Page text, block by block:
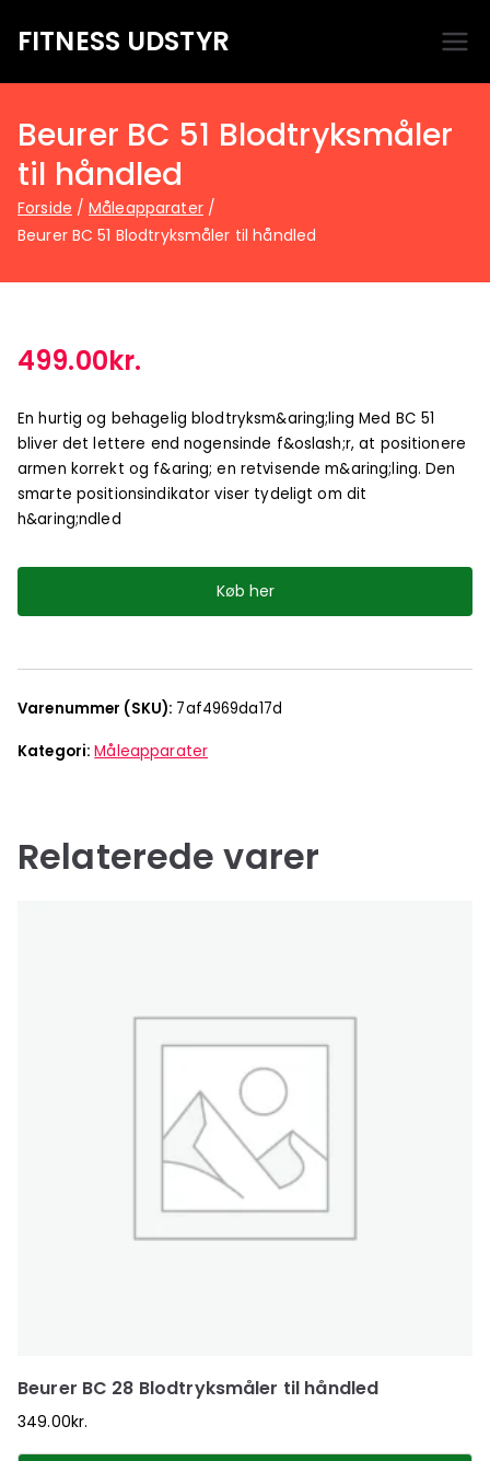
FITNESS UDSTYR
Beurer BC 51 Blodtryksmåler
til håndled
Forside
Måleapparater
Beurer BC 51 Blodtryksmåler til håndled
499.00kr.
En hurtig og behagelig blodtryksm&aring;ling Med BC 51
bliver det lettere end nogensinde f&oslash;r, at positionere
armen korrekt og f&aring; en retvisende m&aring;ling. Den
smarte positionsindikator viser tydeligt om dit
h&aring;ndled
Køb her
Varenummer (SKU): 7af4969da17d
Kategori:Måleapparater
Relaterede varer
Beurer BC 28 Blodtryksmåler til håndled
349.00kr.